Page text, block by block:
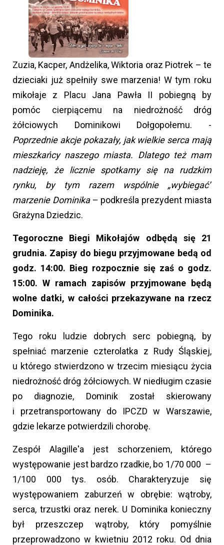
Zuzia, Kacper, Andżelika, Wiktoria oraz Piotrek – te
dzieciaki już spełniły swe marzenia! W tym roku
mikołaje z Placu Jana Pawła II pobiegną by
pomóc cierpiącemu na niedrożność dróg
żółciowych Dominikowi Dołgopołemu. -
Poprzednie akcje pokazały, jak wielkie serca mają
mieszkańcy naszego miasta. Dlatego też mam
nadzieję, że licznie spotkamy się na rudzkim
rynku, by tym razem wspólnie „wybiegać”
marzenie Dominika– podkreśla prezydent miasta
Grażyna Dziedzic.
Tegoroczne Biegi Mikołajów odbędą się 21
grudnia. Zapisy do biegu przyjmowane bedą od
godz. 14:00. Bieg rozpocznie się zaś o godz.
15:00. W ramach zapisów przyjmowane będą
wolne datki, w całości przekazywane na rzecz
Dominika.
Tego roku ludzie dobrych serc pobiegną, by
spełniać marzenie czterolatka z Rudy Śląskiej,
u którego stwierdzono w trzecim miesiącu życia
niedrożność dróg żółciowych. W niedługim czasie
po diagnozie, Dominik został skierowany
i przetransportowany do IPCZD w Warszawie,
gdzie lekarze potwierdzili chorobę.
Zespół Alagille'a jest schorzeniem, którego
występowanie jest bardzo rzadkie, bo 1/70 000 –
1/100 000 tys. osób. Charakteryzuje się
występowaniem zaburzeń w obrębie: wątroby,
serca, trzustki oraz nerek. U Dominika konieczny
był przeszczep wątroby, który pomyślnie
przeprowadzono w kwietniu 2012 roku. Od dnia